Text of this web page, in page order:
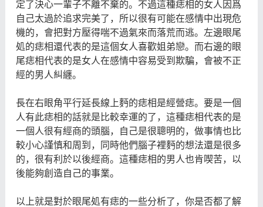
定了決心一輩子不離不棄的。不過這種痣相的女人因爲
自己太過於追求完美了，所以很有可能在感情中出現危
機的，會把對方壓得喘不過氣來而落荒而逃。左邊眼尾
処的痣相還代表的是這個女人喜歡姐弟戀。而右邊的眼
尾痣相代表的是女人在感情中容易受到欺騙，會被不正
經的男人糾纏。
長在右眼角平行延長線上麪的痣相是經營痣。要是一個
人有此痣相的話就是比較幸運的了，這種痣相代表的是
一個人很有經商的頭腦，自己是很聰明的，做事情也比
較小心謹慎和周到，同時他們腦子裡麪的想法還是很多
的，很有利於以後經商。這種痣相的男人也肯喫苦，以
後能夠創造自己的事業。
以上就是對於眼尾処有痣的一些分析了，你是否都了解